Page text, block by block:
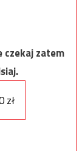
czekaj zatem
zł